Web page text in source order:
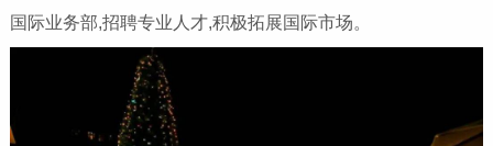
国际业务部,招聘专业人才,积极拓展国际市场。